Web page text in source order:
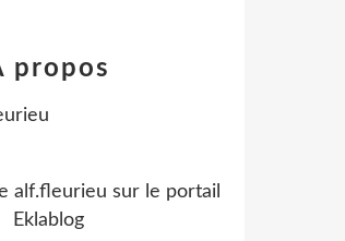
propos
alf.fleurieu sur le portail
Eklablog